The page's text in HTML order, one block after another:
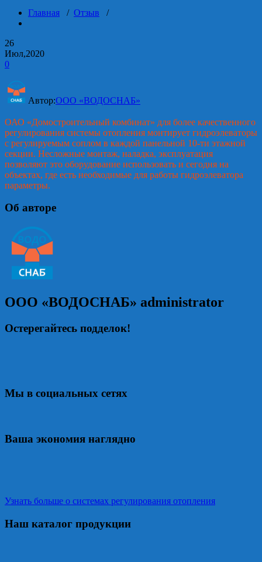
Главная / Отзыв /
26
Июл,2020
0
Автор:ООО «ВОДОСНАБ»
ОАО «Домостроительный комбинат» для более качественного
регулирования системы отопления монтирует гидроэлеваторы
с регулируемым соплом в каждой панельной 10-ти этажной
секции. Несложные монтаж, наладка, эксплуатация
позволяют это оборудование использовать и сегодня на
объектах, где есть необходимые для работы гидроэлеватора
параметры.
Об авторе
ООО «ВОДОСНАБ» administrator
Остерегайтесь подделок!
Мы в социальных сетях
Ваша экономия наглядно
Узнать больше о системах регулирования отопления
Наш каталог продукции